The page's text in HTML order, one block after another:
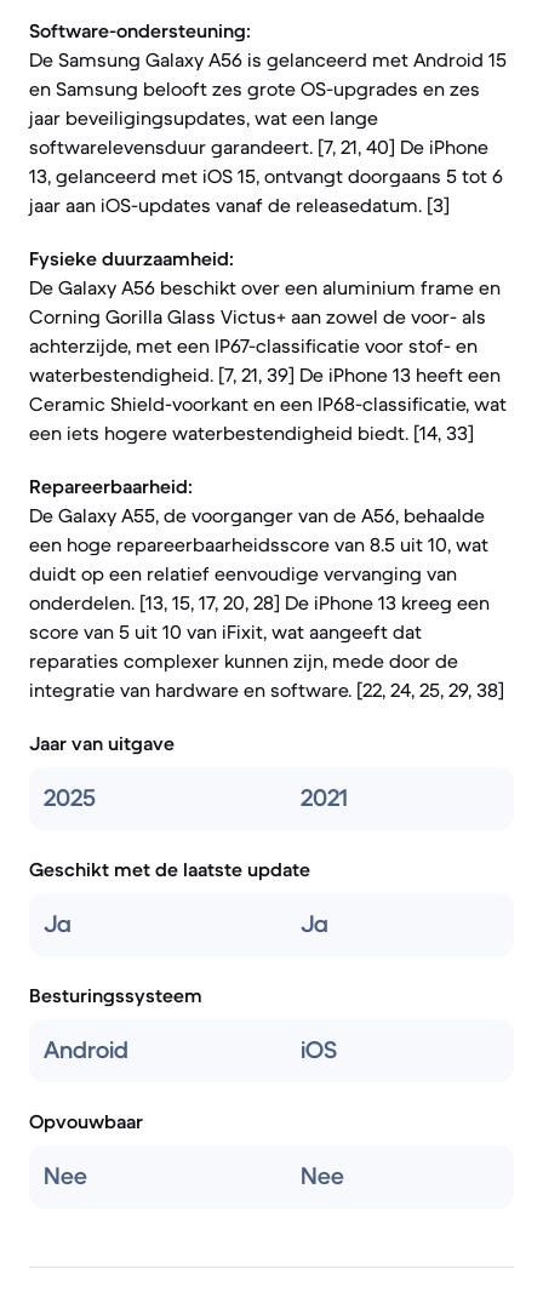
Software-ondersteuning:
De Samsung Galaxy A56 is gelanceerd met Android 15
en Samsung belooft zes grote OS-upgrades en zes
jaar beveiligingsupdates, wat een lange
softwarelevensduur garandeert. [7, 21, 40] De iPhone
13, gelanceerd met iOS 15, ontvangt doorgaans 5 tot 6
jaar aan iOS-updates vanaf de releasedatum. [3]
Fysieke duurzaamheid:
De Galaxy A56 beschikt over een aluminium frame en
Corning Gorilla Glass Victus+ aan zowel de voor- als
achterzijde, met een IP67-classificatie voor stof- en
waterbestendigheid. [7, 21, 39] De iPhone 13 heeft een
Ceramic Shield-voorkant en een IP68-classificatie, wat
een iets hogere waterbestendigheid biedt. [14, 33]
Repareerbaarheid:
De Galaxy A55, de voorganger van de A56, behaalde
een hoge repareerbaarheidsscore van 8.5 uit 10, wat
duidt op een relatief eenvoudige vervanging van
onderdelen. [13, 15, 17, 20, 28] De iPhone 13 kreeg een
score van 5 uit 10 van iFixit, wat aangeeft dat
reparaties complexer kunnen zijn, mede door de
integratie van hardware en software. [22, 24, 25, 29, 38]
Jaar van uitgave
2025 2021
Geschikt met de laatste update
Ja Ja
Besturingssysteem
Android iOS
Opvouwbaar
Nee Nee